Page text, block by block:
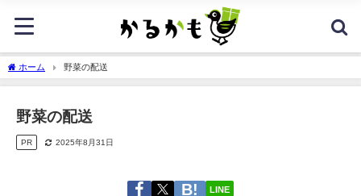
ホーム 野菜の配送
野菜の配送
PR 2025年8月31日
LINE